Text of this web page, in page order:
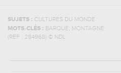
SUJETS : CULTURES DU MONDE
MOTS-CLÉS : BARQUE, MONTAGNE
(REF : 284968) © NDL